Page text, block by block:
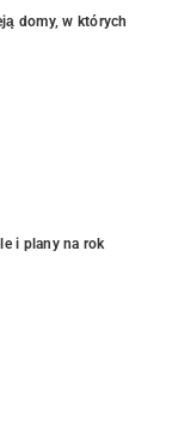
domy, w których
i plany na rok